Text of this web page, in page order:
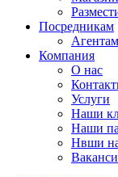
Посредникам
Компания
О нас
Услуги
Наши
Наши
Нвши